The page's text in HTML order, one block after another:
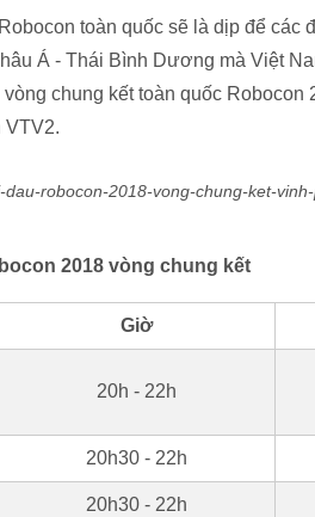
toàn quốc sẽ là dịp để các
Á - Thái Bình Dương mà Việt
vòng chung kết toàn quốc
VTV2.
2018 vòng chung kết
Giờ
20h - 22h
20h30 - 22h
20h30 - 22h